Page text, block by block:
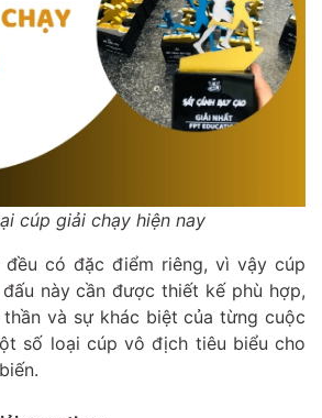
cúp giải chạy hiện nay
có đặc điểm riêng, vì vậy cúp
này cần được thiết kế phù hợp,
và sự khác biệt của từng cuộc
số loại cúp vô địch tiêu biểu cho